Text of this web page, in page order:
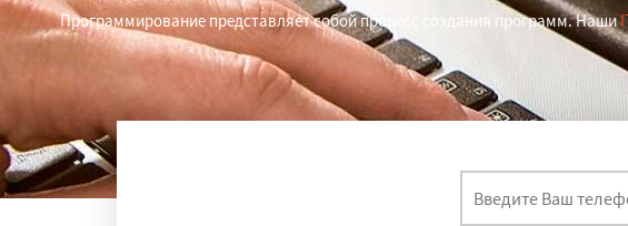
Программирование представляет собой процесс создания программ. Наши